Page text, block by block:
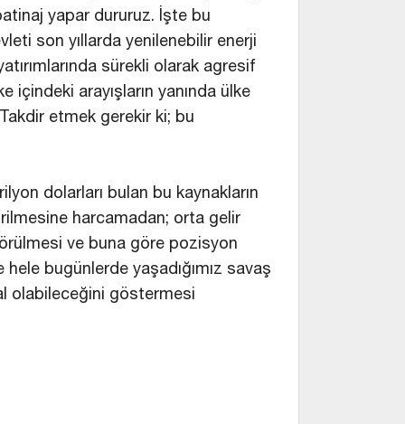
yapar dururuz. İşte bu
son yıllarda yenilenebilir enerji
sürekli olarak agresif
içindeki arayışların yanında ülke
Takdir etmek gerekir ki; bu
dolarları bulan bu kaynakların
harcamadan; orta gelir
ve buna göre pozisyon
hele bugünlerde yaşadığımız savaş
olabileceğini göstermesi